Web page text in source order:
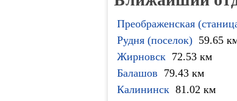
Преображенская
Рудня (поселок) 59.65
Жирновск 72.53 км
Балашов 79.43 км
Калининск 81.02 км